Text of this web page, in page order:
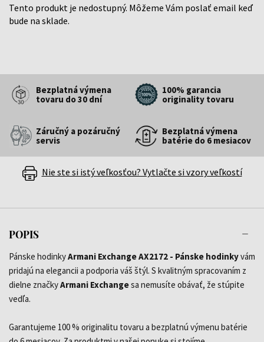
Tento produkt je nedostupný. Môžeme Vám poslať email keď
bude na sklade.
Bezplatná výmena
tovaru do 30 dní
100% garancia
originality tovaru
Záručný a pozáručný
servis
Bezplatná výmena
batérie do 6 mesiacov
Nie ste si istý veľkosťou? Vytlačte si vzory veľkostí
POPIS
Pánske hodinkyArmani Exchange AX2172 - Pánske hodinkyvám
pridajú na elegancii a podporia váš štýl. S kvalitným spracovaním z
dielne značkyArmani Exchangesa nemusíte obávať, že stúpite
vedľa.
Garantujeme 100 % originalitu tovaru a bezplatnú výmenu batérie